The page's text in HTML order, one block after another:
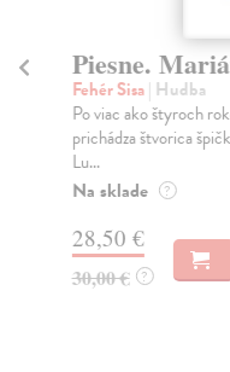
Piesne.
Fehér Sisa| Hudba
Po viac ako štyroch
prichádza štvorica
Lu...
Na sklade ?
28,50 €
30,00 € ?